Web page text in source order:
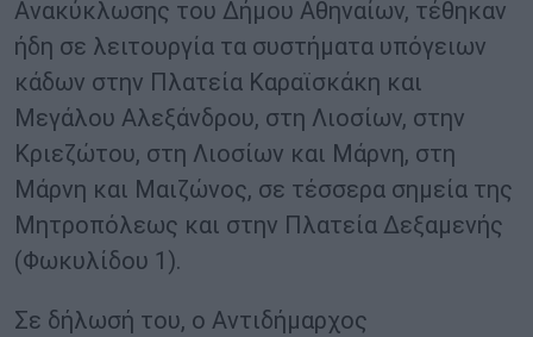
Ανακύκλωσης του Δήμου Αθηναίων, τέθηκαν
ήδη σε λειτουργία τα συστήματα υπόγειων
κάδων στην Πλατεία Καραϊσκάκη και
Μεγάλου Αλεξάνδρου, στη Λιοσίων, στην
Κριεζώτου, στη Λιοσίων και Μάρνη, στη
Μάρνη και Μαιζώνος, σε τέσσερα σημεία της
Μητροπόλεως και στην Πλατεία Δεξαμενής
(Φωκυλίδου 1).
Σε δήλωσή του, ο Αντιδήμαρχος